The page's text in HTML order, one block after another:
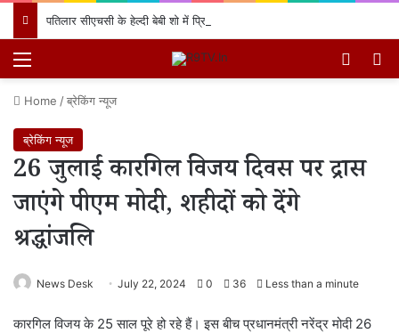
Menu
Home /ब्रेकिंग न्यूज
ब्रेकिंग न्यूज
26 जुलाई कारगिल विजय दिवस पर द्रास
जाएंगे पीएम मोदी, शहीदों को देंगे
श्रद्धांजलि
News Desk July 22, 2024 0 36 Less than a minute
कारगिल विजय के 25 साल पूरे हो रहे हैं। इस बीच प्रधानमंत्री नरेंद्र मोदी 26